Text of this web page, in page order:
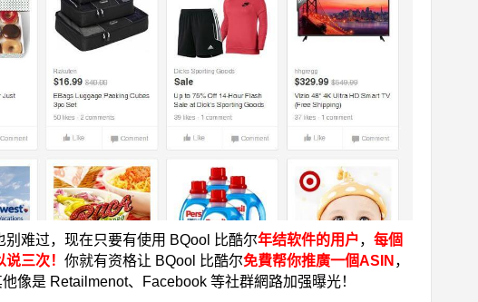
难过，现在只要有使用 BQool 比酷尔年结软件的用户， 每個
三次！ 你就有资格让 BQool 比酷尔免費帮你推廣一個ASIN ，
像是 Retailmenot、Facebook 等社群網路加强曝光！